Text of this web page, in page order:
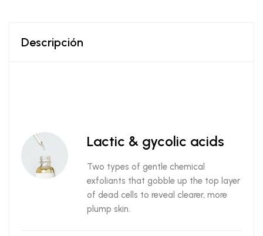
Descripción
Lactic & gycolic acids
Two types of gentle chemical
exfoliants that gobble up the top layer
of dead cells to reveal clearer, more
plump skin.